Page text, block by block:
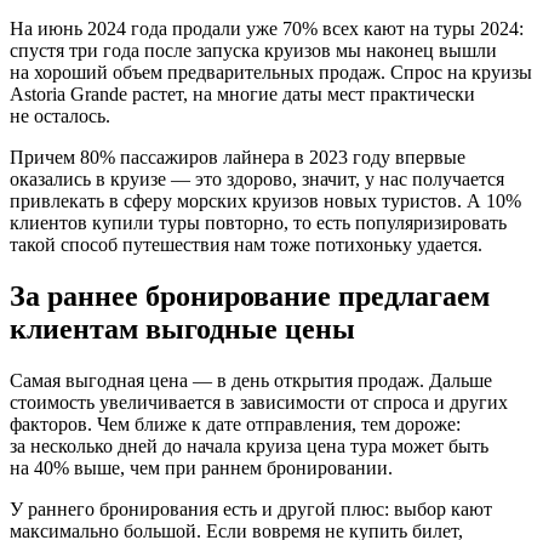
На июнь 2024 года продали уже 70% всех кают на туры 2024:
спустя три года после запуска круизов мы наконец вышли
на хороший объем предварительных продаж. Спрос на круизы
Astoria Grande растет, на многие даты мест практически
не осталось.
Причем 80% пассажиров лайнера в 2023 году впервые
оказались в круизе — это здорово, значит, у нас получается
привлекать в сферу морских круизов новых туристов. А 10%
клиентов купили туры повторно, то есть популяризировать
такой способ путешествия нам тоже потихоньку удается.
За раннее бронирование предлагаем
клиентам выгодные цены
Самая выгодная цена — в день открытия продаж. Дальше
стоимость увеличивается в зависимости от спроса и других
факторов. Чем ближе к дате отправления, тем дороже:
за несколько дней до начала круиза цена тура может быть
на 40% выше, чем при раннем бронировании.
У раннего бронирования есть и другой плюс: выбор кают
максимально большой. Если вовремя не купить билет,